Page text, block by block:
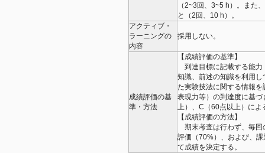
（2~3回、3~5 h）。また
と（2回、10 h）。
アクティブ・
ラーニングの
内容
採用しない。
成績評価の基
準・方法
【成績評価の基準】
到達目標に記載する能力
知識、前述の知識を利用
た実験技法に関する情報
表現力等）の到達度に基
上）、C（60点以上）によ
【成績評価の方法】
期末考査は行わず、毎回
評価（70%）、および、
て成績を決定する。